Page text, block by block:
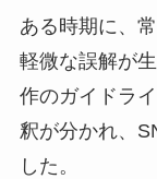
ある時期に、
軽微な誤解が
作のガイドラ
釈が分かれ、
した。